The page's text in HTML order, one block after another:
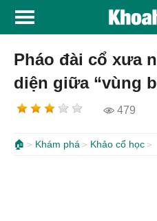
Pháo đài cổ xưa
diện giữa “vùng
479
🏠 Khám phá Khảo cổ học